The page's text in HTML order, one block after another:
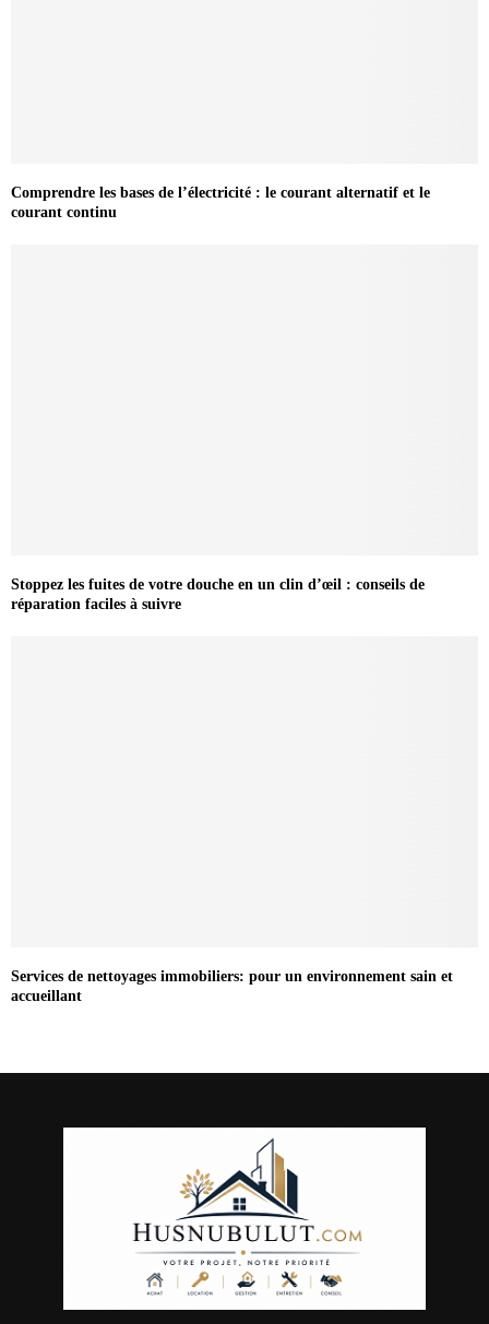
Comprendre les bases de l’électricité : le courant alternatif et le
courant continu
Stoppez les fuites de votre douche en un clin d’œil : conseils de
réparation faciles à suivre
Services de nettoyages immobiliers: pour un environnement sain et
accueillant